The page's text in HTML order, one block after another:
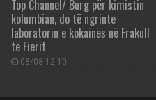
Top Channel/ Burg për kimistin
kolumbian, do të ngrinte
laboratorin e kokainës në Frakull
të Fierit
08/08 12:10